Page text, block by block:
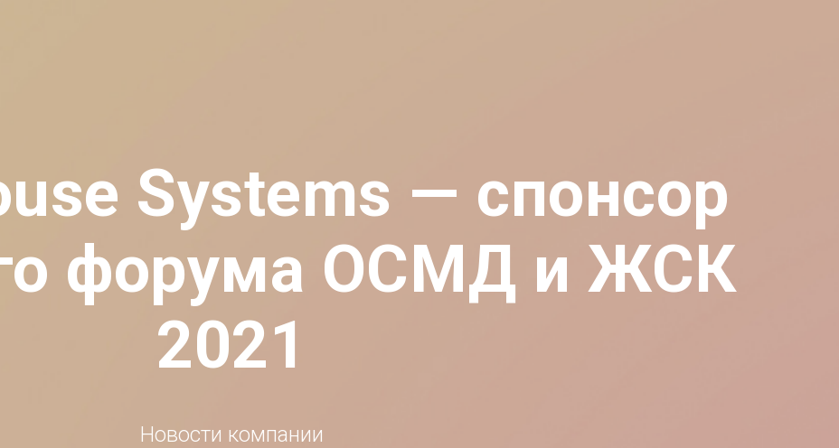
Systems — спонсор
форума ОСМД и ЖСК
2021
Новости компании